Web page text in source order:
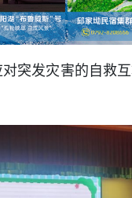
突发灾害的自救